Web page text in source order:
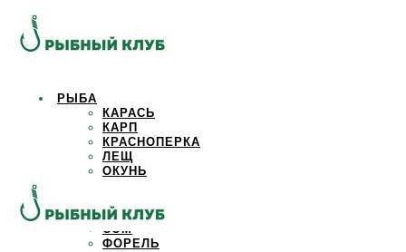
РЫБА
КАРАСЬ
КАРП
КРАСНОПЕРКА
ЛЕЩ
ОКУНЬ
САЗАН
СОМ
ФОРЕЛЬ